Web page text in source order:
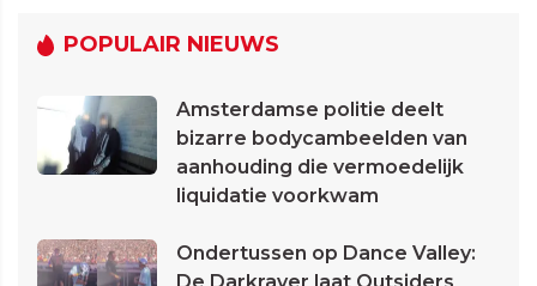
POPULAIR NIEUWS
Amsterdamse politie deelt
bizarre bodycambeelden van
aanhouding die vermoedelijk
liquidatie voorkwam
Ondertussen op Dance Valley: